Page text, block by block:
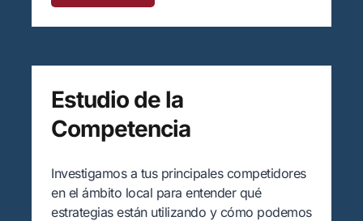
Estudio de la
Competencia
Investigamos a tus principales competidores
en el ámbito local para entender qué
estrategias están utilizando y cómo podemos